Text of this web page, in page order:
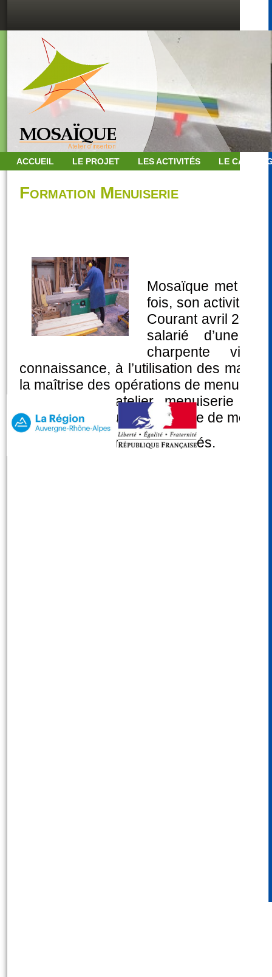
ACCUEIL LE PROJET LES ACTIVITÉS LE
Formation Menuiserie
Mosaïque met en
fois, son activité
Courant avril 2013
salarié d’une
charpente
connaissance, à l’utilisation des
la maîtrise des opérations de
au sein de l’atelier menuiserie et
technique menuisier-ébéniste de métier.
Les commentaires sont fermés.